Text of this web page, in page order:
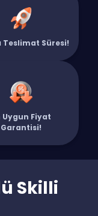
Teslimat Süresi!
Uygun Fiyat
Garantisi!
Skilli